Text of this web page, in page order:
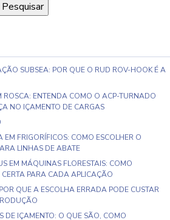
SUBSEA: POR QUE O RUD ROV-HOOK É A
ROSCA: ENTENDA COMO O ACP-TURNADO
NO IÇAMENTO DE CARGAS
EM FRIGORÍFICOS: COMO ESCOLHER O
LINHAS DE ABATE
EM MÁQUINAS FLORESTAIS: COMO
PARA CADA APLICAÇÃO
QUE A ESCOLHA ERRADA PODE CUSTAR
DE IÇAMENTO: O QUE SÃO, COMO